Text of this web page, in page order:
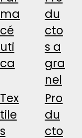
ma
cé
uti
ca
du
cto
s a
gra
nel
Tex
tile
s
Pro
du
cto